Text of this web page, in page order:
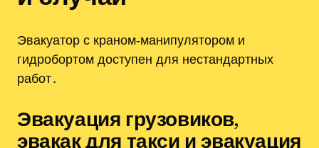
Эвакуатор с краном‑манипулятором и
гидробортом доступен для нестандартных
работ․
Эвакуация грузовиков,
эвакак для такси и эвакуация